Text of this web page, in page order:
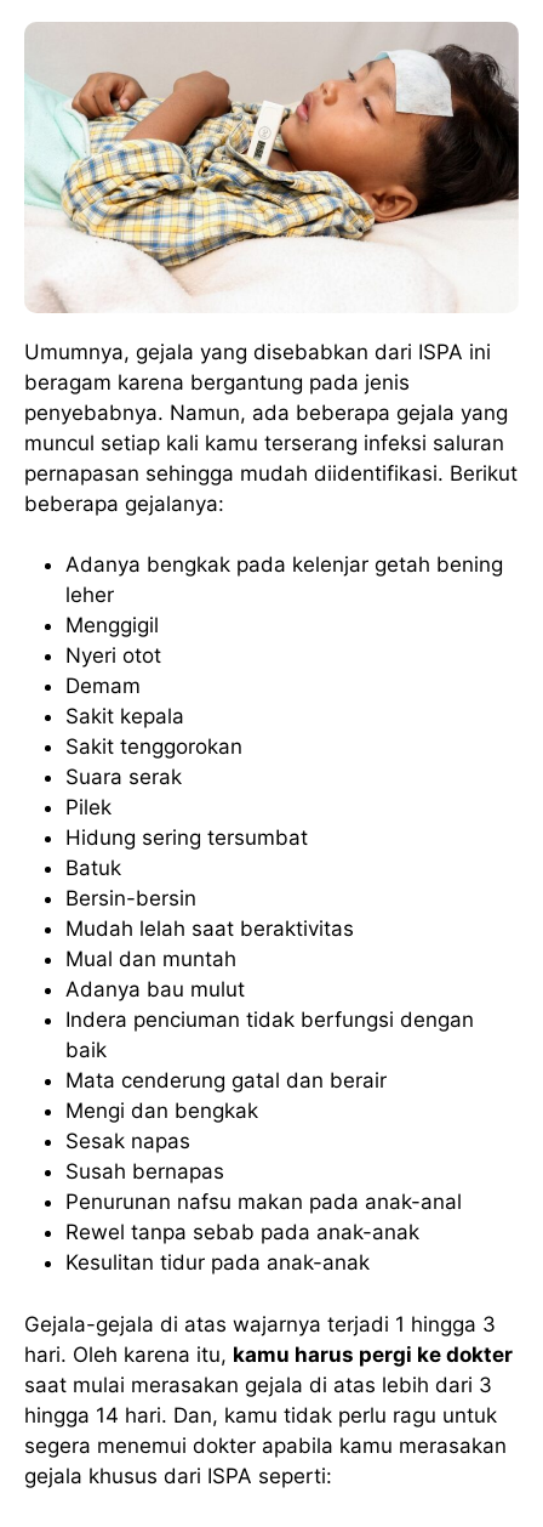
Umumnya, gejala yang disebabkan dari ISPA ini
beragam karena bergantung pada jenis
penyebabnya. Namun, ada beberapa gejala yang
muncul setiap kali kamu terserang infeksi saluran
pernapasan sehingga mudah diidentifikasi. Berikut
beberapa gejalanya:
Adanya bengkak pada kelenjar getah bening
leher
Menggigil
Nyeri otot
Demam
Sakit kepala
Sakit tenggorokan
Suara serak
Pilek
Hidung sering tersumbat
Batuk
Bersin-bersin
Mudah lelah saat beraktivitas
Mual dan muntah
Adanya bau mulut
Indera penciuman tidak berfungsi dengan
baik
Mata cenderung gatal dan berair
Mengi dan bengkak
Sesak napas
Susah bernapas
Penurunan nafsu makan pada anak-anal
Rewel tanpa sebab pada anak-anak
Kesulitan tidur pada anak-anak
Gejala-gejala di atas wajarnya terjadi 1 hingga 3
hari. Oleh karena itu, kamu harus pergi ke dokter
saat mulai merasakan gejala di atas lebih dari 3
hingga 14 hari. Dan, kamu tidak perlu ragu untuk
segera menemui dokter apabila kamu merasakan
gejala khusus dari ISPA seperti: